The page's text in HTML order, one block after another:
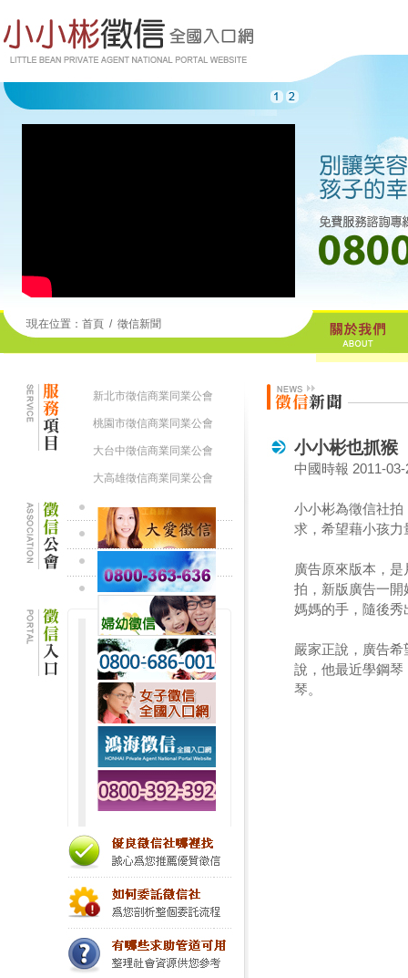
現在位置： 首頁 / 徵信新聞
新北市徵信商業同業公會
桃園市徵信商業同業公會
大台中徵信商業同業公會
大高雄徵信商業同業公會
小小彬也抓
中國時報 2011-03-
小小彬為徵信社
求，希望藉小孩
廣告原來版本，
拍，新版廣告一
媽媽的手，隨後
嚴家正說，廣告
說，他最近學鋼
琴。